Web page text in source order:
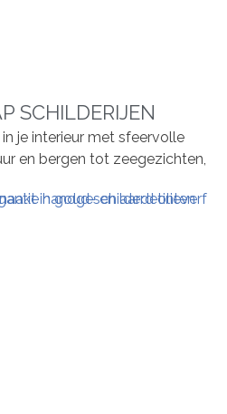
SCHILDERIJEN
je interieur met sfeervolle
en bergen tot zeegezichten,